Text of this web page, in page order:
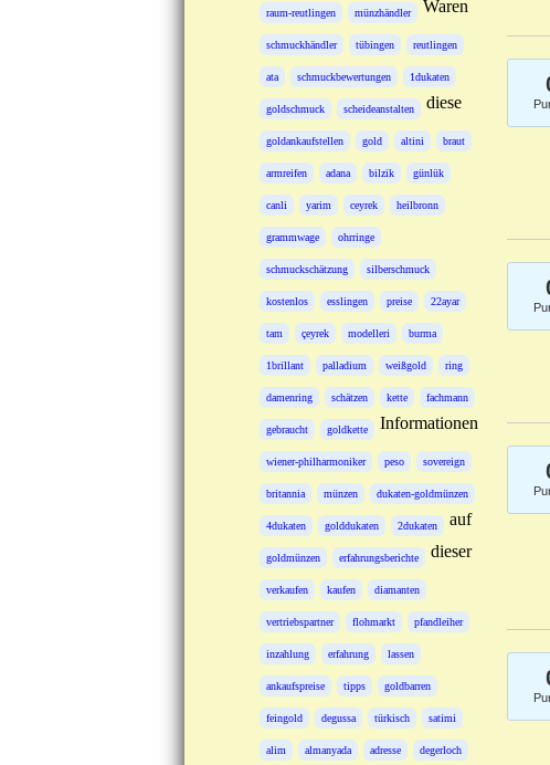
raum-reutlingen münzhändler
schmuckhändler tübingen reutlingen
ata schmuckbewertungen 1dukaten
goldschmuck scheideanstalten
goldankaufstellen gold altini braut
armreifen adana bilzik günlük
canli yarim ceyrek heilbronn
grammwage ohrringe
schmuckschätzung silberschmuck
kostenlos esslingen preise 22ayar
tam çeyrek modelleri burma
1brillant palladium weißgold ring
damenring schätzen kette fachmann
gebraucht goldkette
wiener-philharmoniker peso sovereign
britannia münzen dukaten-goldmünzen
4dukaten golddukaten 2dukaten
goldmünzen erfahrungsberichte
verkaufen kaufen diamanten
vertriebspartner flohmarkt pfandleiher
inzahlung erfahrung lassen
ankaufspreise tipps goldbarren
feingold degussa türkisch satimi
alim almanyada adresse degerloch
Waren
diese
Informationen
auf
dieser